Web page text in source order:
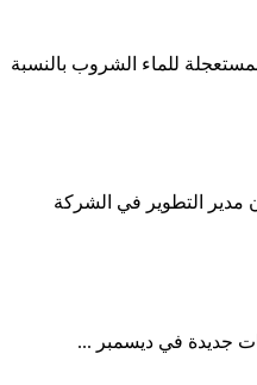
للماء الشروب بالنسبة
مدير التطوير في الشركة